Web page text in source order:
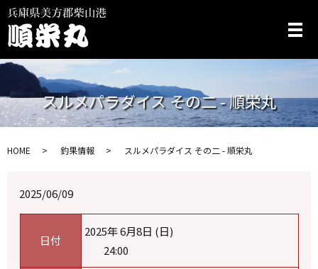
メ
スルメパラダイス その二 - 順栄丸
HOME 釣果情報 スルメパラダイス その二 - 順栄丸
2025/06/09
日付
2025年 6月8日 (日)
24:00